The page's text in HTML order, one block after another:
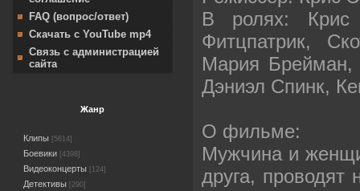
FAQ (вопрос/ответ)
Скачать с YouTube mp4
Связь с администрацией
сайта
Жанр
Клипы [5614]
Боевики [4398]
Видеоконцерты [124]
Детективы [290]
В ролях:
Фитцпатрик,
Мария Брейман,
Дэниэл Спинк,
О фильме:
Мужчина и
друга, проводят